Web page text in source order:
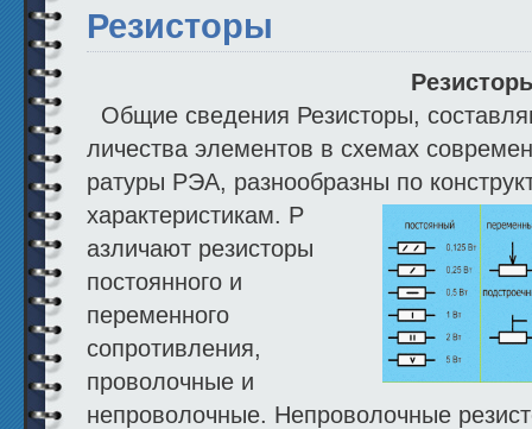
Резисторы
Общие сведения Резисторы,
личества элементов в схемах
ратуры РЭА, разнообразны по
характеристикам. Р
азличают резисторы
постоянного и
переменного
сопротивления,
проволочные и
непроволочные. Непроволочные